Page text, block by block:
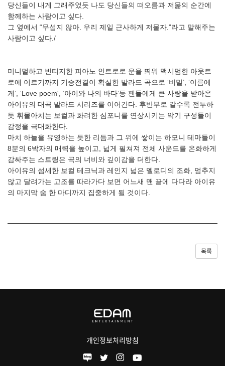
당신들이 내게 그래주었듯 나도 당신들의 떠오름과 저묾의 순간에
함께하는 사람이고 싶다.
그 옆에서 “무섭지 않아. 우리 제일 근사하게 저물자.”라고 말해주는
사람이고 싶다./
미니멀하고 빈티지한 피아노 인트로로 운을 띄워 맥시멈한 아웃트
로에 이르기까지 기승전결이 확실한 발라드 곡으로 ‘비밀’, ‘이름에
게’, ‘Love poem', ’아이와 나의 바다‘등 팬들에게 큰 사랑을 받아온
아이유의 대곡 발라드 시리즈를 이어간다. 후반부로 갈수록 전투하
듯 휘몰아치는 보컬과 화려한 심포니를 연상시키는 악기 구성들이
감정을 극대화한다.
마치 하늘을 유영하는 듯한 리듬과 그 위에 쌓이는 하모니 테마들이
8분의 6박자의 매력을 높이고, 넓게 펼쳐져 전체 사운드를 온화하게
감싸주는 스트링은 곡의 너비와 깊이감을 더한다.
아이유의 섬세한 보컬 테크닉과 레인지 넓은 멜로디의 조화, 멈추지
않고 달려가는 고조를 따라가다 보면 어느새 맨 끝에 다다라 아이유
의 마지막 숨 한 마디까지 집중하게 될 것이다.
목록
개인정보처리방침